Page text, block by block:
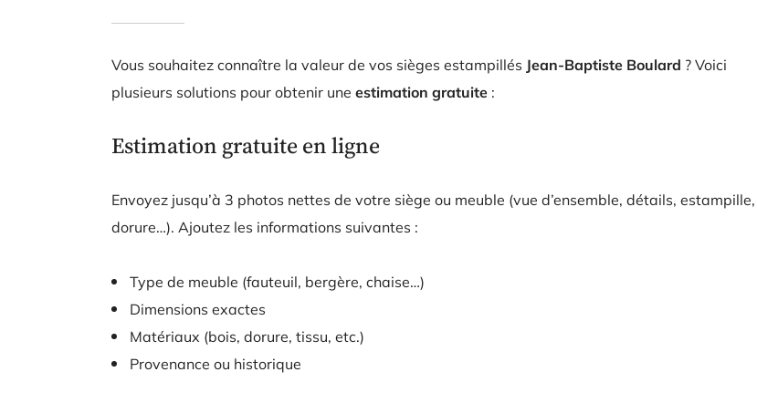
Vous souhaitez connaître la valeur de vos sièges estampillés Jean-Baptiste Boulard ? Voici
plusieurs solutions pour obtenir une estimation gratuite :
Estimation gratuite en ligne
Envoyez jusqu’à 3 photos nettes de votre siège ou meuble (vue d’ensemble, détails, estampille,
dorure…). Ajoutez les informations suivantes :
Type de meuble (fauteuil, bergère, chaise…)
Dimensions exactes
Matériaux (bois, dorure, tissu, etc.)
Provenance ou historique